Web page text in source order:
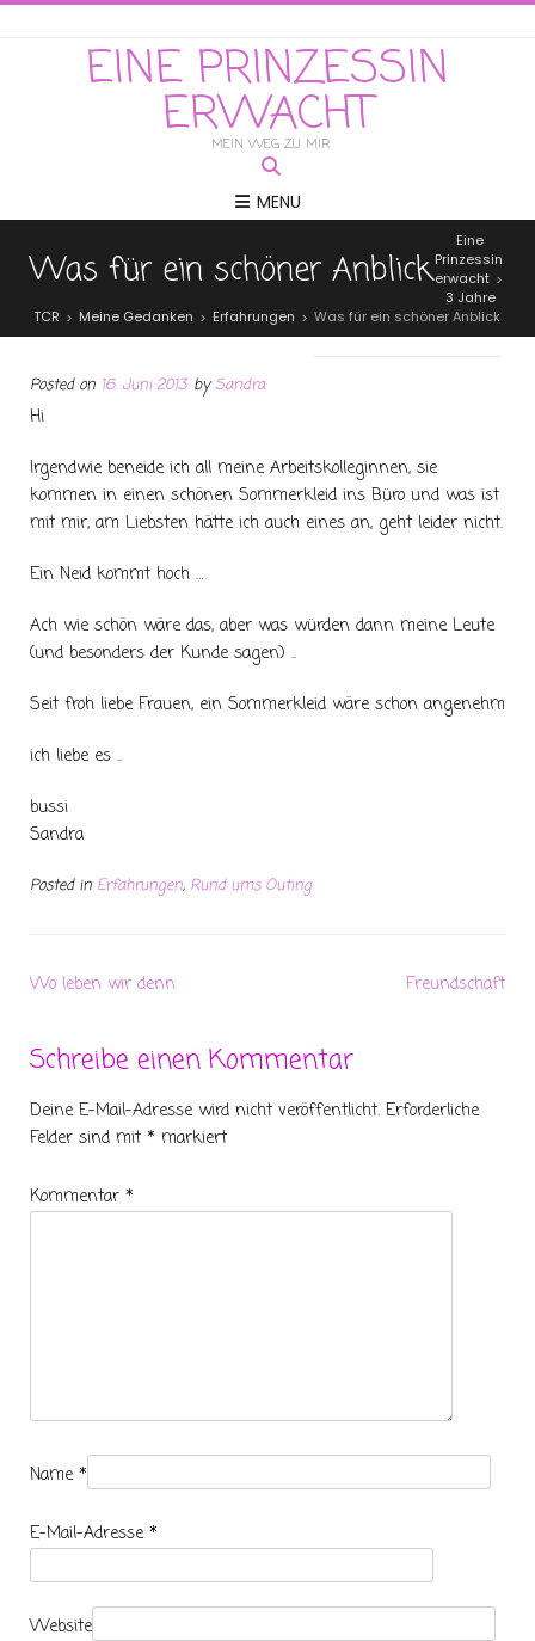
EINE PRINZESSIN
ERWACHT
MEIN WEG ZU MIR
MENU
Was für ein schöner Anblick
Eine
Prinzessin
erwacht >
3 Jahre
TCR > Meine Gedanken > Erfahrungen > Was für ein schöner Anblick
Posted on 16. Juni 2013 bySandra
Hi
Irgendwie beneide ich all meine Arbeitskolleginnen, sie
kommen in einen schönen Sommerkleid ins Büro und was ist
mit mir, am Liebsten hätte ich auch eines an, geht leider nicht.
Ein Neid kommt hoch …
Ach wie schön wäre das, aber was würden dann meine Leute
(und besonders der Kunde sagen) ..
Seit froh liebe Frauen, ein Sommerkleid wäre schon angenehm
ich liebe es ..
bussi
Sandra
Posted in Erfahrungen, Rund ums Outing
Wo leben wir denn Freundschaft
Schreibe einen Kommentar
Deine E-Mail-Adresse wird nicht veröffentlicht. Erforderliche
Felder sind mit * markiert
Kommentar *
Name *
E-Mail-Adresse *
Website